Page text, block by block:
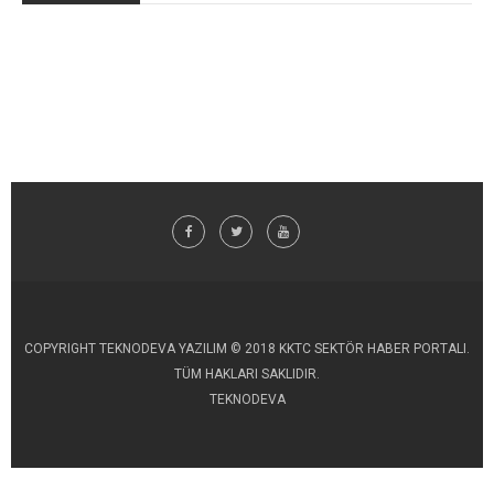
COPYRIGHT TEKNODEVA YAZILIM © 2018 KKTC SEKTÖR HABER PORTALI.
TÜM HAKLARI SAKLIDIR.
TEKNODEVA